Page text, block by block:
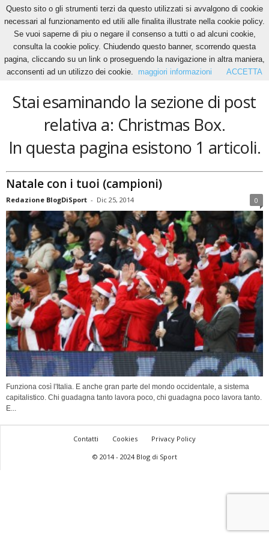
Home Tags Christmas Box
Christmas Box
Stai esaminando la sezione di post
relativa a: Christmas Box.
In questa pagina esistono 1 articoli.
Natale con i tuoi (campioni)
Redazione BlogDiSport - Dic 25, 2014 0
Funziona così l'Italia. E anche gran parte del mondo occidentale, a sistema
capitalistico. Chi guadagna tanto lavora poco, chi guadagna poco lavora tanto.
E...
Contatti Cookies
Privacy Policy
© 2014 - 2024 Blog di Sport
Questo sito o gli strumenti terzi da questo utilizzati si avvalgono di cookie
necessari al funzionamento ed utili alle finalita illustrate nella cookie policy.
Se vuoi saperne di piu o negare il consenso a tutti o ad alcuni cookie,
consulta la cookie policy. Chiudendo questo banner, scorrendo questa
pagina, cliccando su un link o proseguendo la navigazione in altra maniera,
acconsenti ad un utilizzo dei cookie.
maggiori informazioni ACCETTA